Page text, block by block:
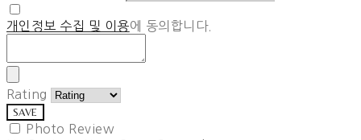
개인정보 수집 및 이용에 동의합니다.
Rating
SAVE
Photo Review